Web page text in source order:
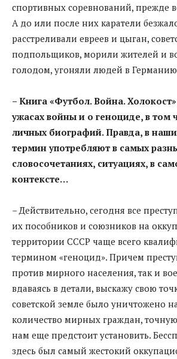
спортивных соревнований, прежде
А до или после них каратели
расстреливали евреев и цыган,
подпольщиков, морили жителей и
голодом, угоняли людей в
– Книга «Футбол. Война.
ужасах войны и о геноциде, в том
личных биографий. Правда, в
термин употребляют в самых
словосочетаниях, ситуациях, в
контексте…
– Действительно, сегодня все
их пособников и союзников на
территории СССР чаще всего
термином «геноцид». Причем
против мирного населения, так и
вдаваясь в детали, выскажу свою
советской земле было уничтожено
количество мирных граждан,
нам еще предстоит установить.
здесь был самый жестокий